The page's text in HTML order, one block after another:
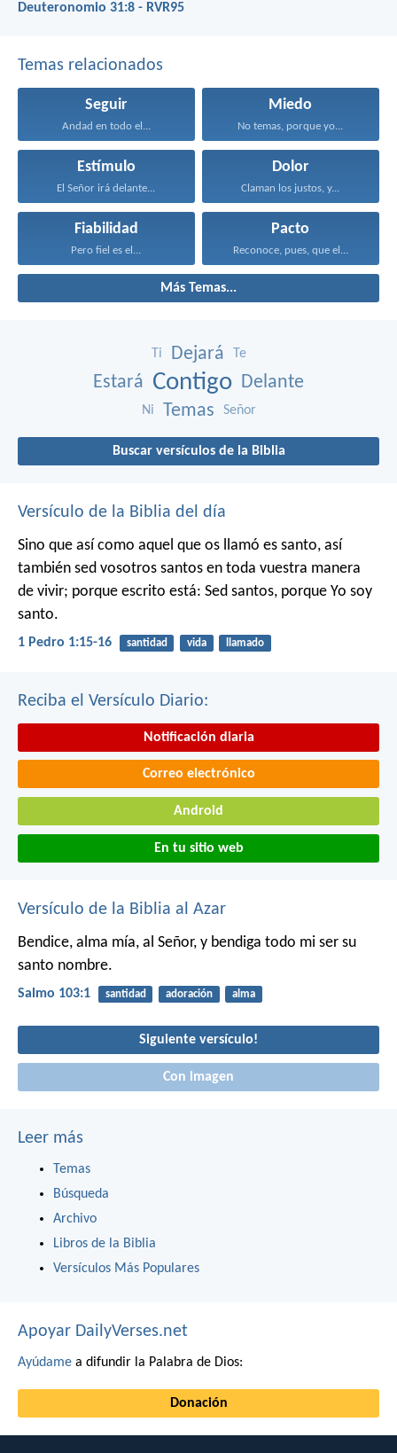
Deuteronomio 31:8 - RVR95
Temas relacionados
Seguir
Andad en todo el...
Miedo
No temas, porque yo...
Estímulo
El Señor irá delante...
Dolor
Claman los justos, y...
Fiabilidad
Pero fiel es el...
Pacto
Reconoce, pues, que el...
Más Temas...
Ti Dejará Te
Estará Contigo Delante
Ni Temas Señor
Buscar versículos de la Biblia
Versículo de la Biblia del día
Sino que así como aquel que os llamó es santo, así
también sed vosotros santos en toda vuestra manera
de vivir; porque escrito está: Sed santos, porque Yo soy
santo.
1 Pedro 1:15-16 santidad vida llamado
Reciba el Versículo Diario:
Notificación diaria
Correo electrónico
Android
En tu sitio web
Versículo de la Biblia al Azar
Bendice, alma mía, al Señor, y bendiga todo mi ser su
santo nombre.
Salmo 103:1 santidad adoración alma
Siguiente versículo!
Con imagen
Leer más
Temas
Búsqueda
Archivo
Libros de la Biblia
Versículos Más Populares
Apoyar DailyVerses.net
Ayúdame a difundir la Palabra de Dios:
Donación